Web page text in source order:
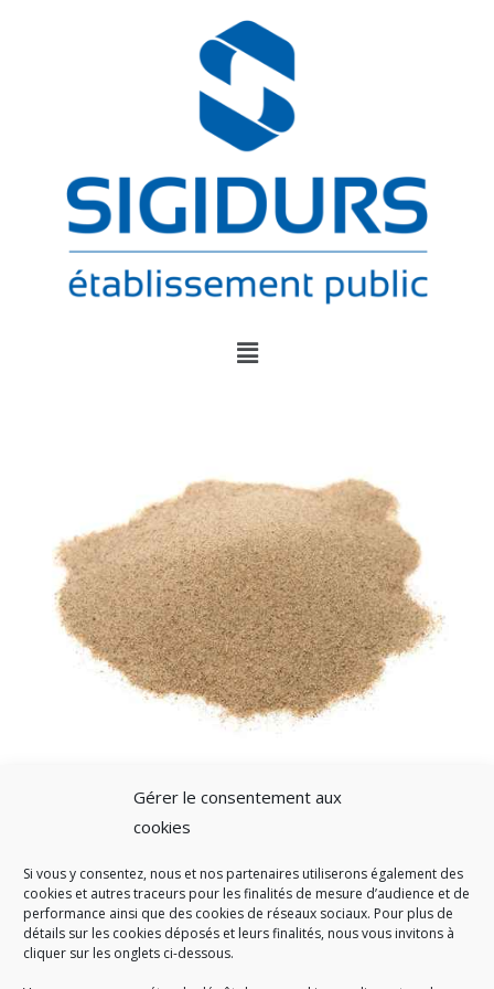
Gérer le consentement aux
cookies
Si vous y consentez, nous et nos partenaires utiliserons également des
cookies et autres traceurs pour les finalités de mesure d’audience et de
performance ainsi que des cookies de réseaux sociaux. Pour plus de
détails sur les cookies déposés et leurs finalités, nous vous invitons à
cliquer sur les onglets ci-dessous.
A SAVOIR
Créé en 1978, le Sigidurs est un établissement public quiexerce
des missions de service public : la prévention, la collecte et la
valorisation des déchets ménagers et assimilés produits par son